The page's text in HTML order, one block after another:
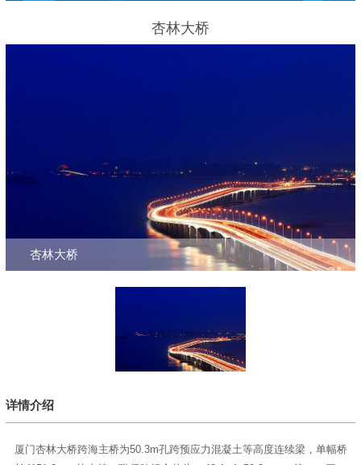
杏林大桥
杏林大桥
详情介绍
厦门杏林大桥跨海主桥为50.3m孔跨预应力混凝土等高度连续梁，单幅桥